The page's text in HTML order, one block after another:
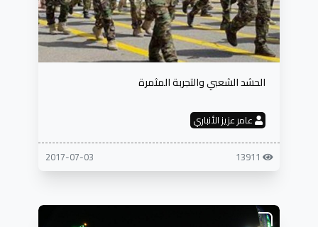
الحشد الشعبي والتجربة المثمرة
عامر عزيز الأنباري